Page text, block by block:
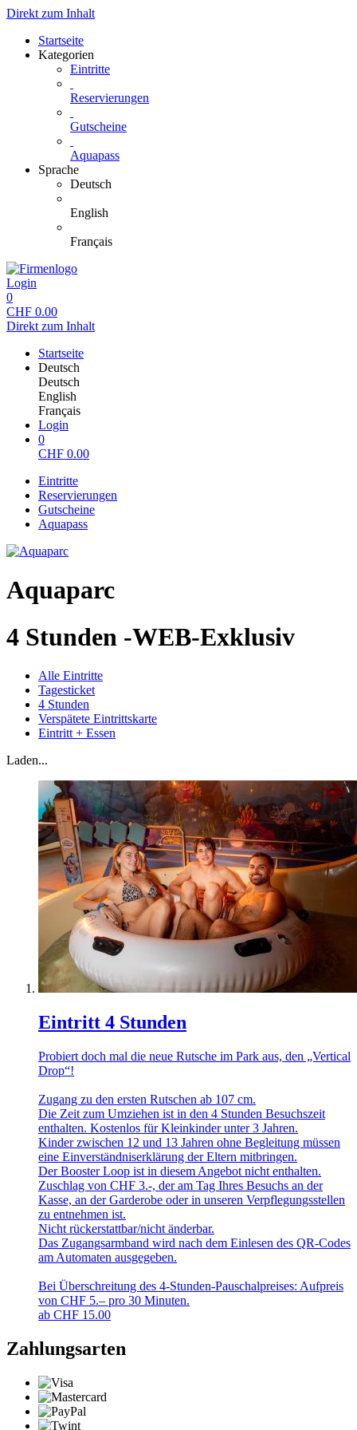
Direkt zum Inhalt
Startseite
Kategorien
Eintritte
Reservierungen
Gutscheine
Aquapass
Sprache
Deutsch
English
Français
Login
0
CHF 0.00
Direkt zum Inhalt
Startseite
Deutsch
Deutsch
English
Français
Login
0
CHF 0.00
Eintritte
Reservierungen
Gutscheine
Aquapass
Aquaparc
4 Stunden -WEB-Exklusiv
Alle Eintritte
Tagesticket
4 Stunden
Verspätete Eintrittskarte
Eintritt + Essen
Laden...
Eintritt 4 Stunden
Probiert doch mal die neue Rutsche im Park aus, den „Vertical
Drop“!
Zugang zu den ersten Rutschen ab 107 cm.
Die Zeit zum Umziehen ist in den 4 Stunden Besuchszeit
enthalten. Kostenlos für Kleinkinder unter 3 Jahren.
Kinder zwischen 12 und 13 Jahren ohne Begleitung müssen
eine Einverständniserklärung der Eltern mitbringen.
Der Booster Loop ist in diesem Angebot nicht enthalten.
Zuschlag von CHF 3.-, der am Tag Ihres Besuchs an der
Kasse, an der Garderobe oder in unseren Verpflegungsstellen
zu entnehmen ist.
Nicht rückerstattbar/nicht änderbar.
Das Zugangsarmband wird nach dem Einlesen des QR-Codes
am Automaten ausgegeben.
Bei Überschreitung des 4-Stunden-Pauschalpreises: Aufpreis
von CHF 5.– pro 30 Minuten.
ab CHF 15.00
Zahlungsarten